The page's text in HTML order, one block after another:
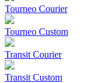
Tourneo Courier
Tourneo Custom
Transit Courier
Transit Custom